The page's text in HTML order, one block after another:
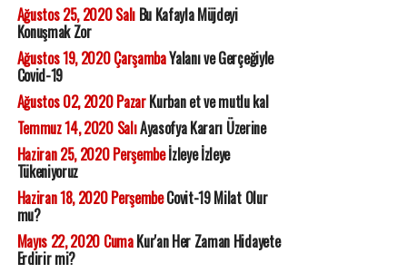
Ağustos 25, 2020 SalıBu Kafayla Müjdeyi
Konuşmak Zor
Ağustos 19, 2020 ÇarşambaYalanı ve Gerçeğiyle
Covid-19
Ağustos 02, 2020 PazarKurban et ve mutlu kal
Temmuz 14, 2020 SalıAyasofya Kararı Üzerine
Haziran 25, 2020 Perşembeİzleye İzleye
Tükeniyoruz
Haziran 18, 2020 PerşembeCovit-19 Milat Olur
mu?
Mayıs 22, 2020 CumaKur'an Her Zaman Hidayete
Erdirir mi?